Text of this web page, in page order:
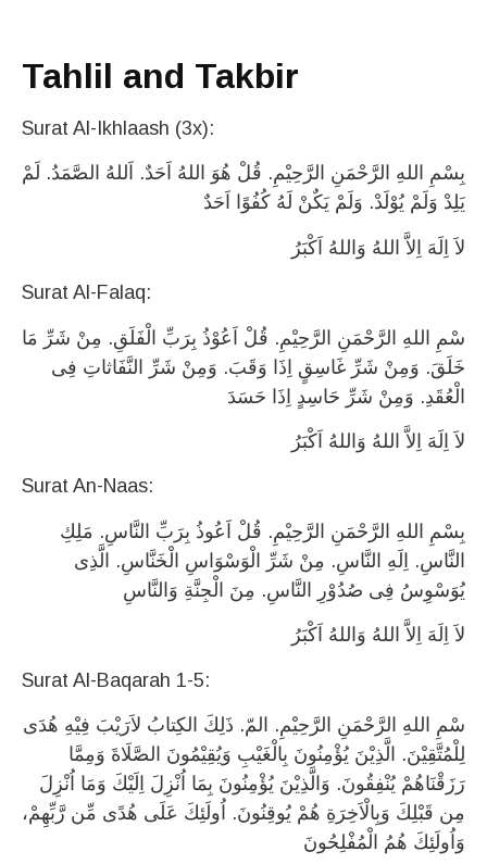
Tahlil and Takbir
Surat Al-Ikhlaash (3x):
بِسْمِ اللهِ الرَّحْمَنِ الرَّحِيْمِ. قُلْ هُوَ اللهُ اَحَدٌ. اَللهُ الصَّمَدُ. لَمْ
يَلِدْ وَلَمْ يُوْلَدْ. وَلَمْ يَكٌنْ لَهُ كُفُوًا اَحَدٌ
لاَ اِلَهَ اِلاَّ اللهُ وَاللهُ اَكْبَرُ
Surat Al-Falaq:
سْمِ اللهِ الرَّحْمَنِ الرَّحِيْمِ. قُلْ اَعُوْذُ بِرَبِّ الْفَلَقِ. مِنْ شَرِّ مَا
خَلَقَ. وَمِنْ شَرِّ غَاسِقٍ اِذَا وَقَبَ. وَمِنْ شَرِّ النَّفَاثاتِ فِى
الْعُقَدِ. وَمِنْ شَرِّ حَاسِدٍ اِذَا حَسَدَ
لاَ اِلَهَ اِلاَّ اللهُ وَاللهُ اَكْبَرُ
Surat An-Naas:
بِسْمِ اللهِ الرَّحْمَنِ الرَّحِيْمِ. قُلْ اَعُوذُ بِرَبِّ النَّاسِ. مَلِكِ
النَّاسِ. اِلَهِ النَّاسِ. مِنْ شَرِّ الْوَسْوَاسِ الْخَنَّاسِ. الَّذِى
يُوَسْوِسُ فِى صُدُوْرِ النَّاسِ. مِنَ الْجِنَّةِ وَالنَّاسِ
لاَ اِلَهَ اِلاَّ اللهُ وَاللهُ اَكْبَرُ
Surat Al-Baqarah 1-5:
سْمِ اللهِ الرَّحْمَنِ الرَّحِيْمِ. المّ. ذَلِكَ الكِتابُ لاَرَيْبَ فِيْهِ هُدَى
لِلْمُتَّقِيْنَ. الَّذِيْنَ يُؤْمِنُونَ بِالْغَيْبِ وَيُقِيْمُونَ الصَّلَاةَ وَمِمَّا
رَزَقْنَاهُمْ يُنْفِقُونَ. وَالَّذِيْنَ يُؤْمِنُونَ بِمَا اُنْزِلَ اِلَيْكَ وَمَا اُنْزِلَ
مِن قَبْلِكَ وَبِالْاَخِرَةِ هُمْ يُوقِنُونَ. اُولَئِكَ عَلَى هُدًى مِّن رَّبِّهِمْ،
وَاُولَئِكَ هُمُ الْمُفْلِحُونَ